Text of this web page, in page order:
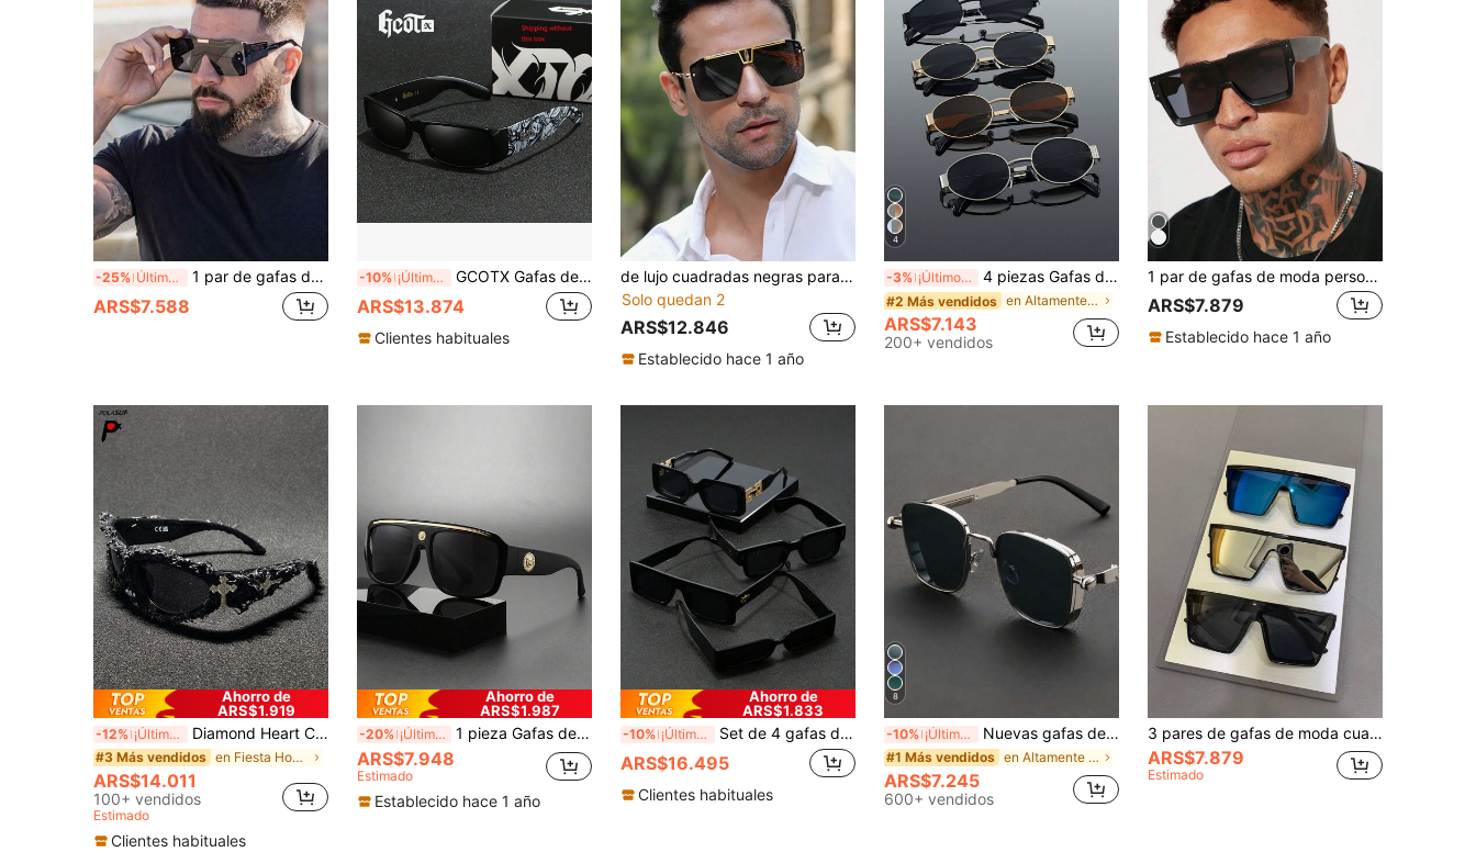
-25% Últimas 8 hrs 1 par de gafas de moda para hombre con marco grande integrado, estilo moderno europeo y americano, accesorio de playa, gafas esenciales para vacaciones de verano en la playa y viajes al aire libre
ARS$7.588
-10% ¡Últimos 2 días GCOTX Gafas de moda de montura completa, modelo 662, 9 colores, para hombres y mujeres. Envío sin la caja que se muestra en la imagen, para verano, playa, al aire libre y viajes
ARS$13.874
Clientes habituales
de lujo cuadradas negras para hombres, marca de moda clásica con montura metálica de media montura, gafas vintage de alta calidad para verano, playa, vacaciones, exteriores y viajes
Solo quedan 2
ARS$12.846
Establecido hace 1 año
4
-3% ¡Últimos 2 días 4 piezas Gafas de moda con marco metálico geométrico clásico, adecuadas para volver al colegio, festivales de música, fiestas en la playa, pesca, conducir, golf y otras ocasiones
#2 Más vendidos en Altamente recomprado Hombres Gafas y accesorios
ARS$7.143
200+ vendidos
1 par de gafas de moda personalizadas con remaches de estilo europeo y americano de tono oscuro retro, marco grande de una sola pieza, adecuadas para salidas diarias, streetwear, vacaciones, accesorios de playa para volver a la escuela, creando looks de estilo callejero, combinando con suéteres, chaquetas, sudaderas, sudaderas con capucha, pantalones de cuero y pantalones cargo, ideales para vacaciones de playa de verano y actividades al aire libre
ARS$7.879
Establecido hace 1 año
Ahorro de
ARS$1.919
-12% ¡Últimos 2 días Diamond Heart Cross 1 par de gafas de moda futuristas punk rock estilo europeo y americano para fiestas hip-hop, gafas de moda cyberpunk oscuro de resina personalizadas para la calle, gafas de moda personalizadas de estilo oscuro europeo y americano con marco asimétrico grande, gafas de resina para fiestas, gafas de moda punk con púas de resina hechas a mano (debido a la iluminación, el monitor y otras razones, puede haber una ligera diferencia de color en el producto real) los productos DIY puramente hechos a mano pueden tener diferentes artesanías y detalles para cada par, por favor no compre si le molesta
#3 Más vendidos en Fiesta Hombres Gafas y accesorios para gafas
ARS$14.011
100+ vendidos
Estimado
Clientes habituales
Ahorro de
ARS$1.987
-20% ¡Últimos 2 días 1 pieza Gafas de moda de unicolor para hombres, versátiles para uso casual diario, fiesta, estilo callejero, esencial de verano, atuendo casual diario de negocios, citas, al aire libre, Y2K
ARS$7.948
Estimado
Establecido hace 1 año
Ahorro de
ARS$1.833
-10% ¡Últimos 2 días Set de 4 gafas de pasta cuadradas para hombre, de estilo clásico de negocios/formal, adecuadas para ir a trabajar, negocios, vestir casual, verano, playa, actividades al aire libre y viajes
ARS$16.495
Clientes habituales
8
-10% ¡Últimos 2 días Nuevas gafas de moda de metal con resorte en estilo punk, con montura grande adecuada para viajes al aire libre
#1 Más vendidos en Altamente recomprado Hombres Gafas y accesorios
ARS$7.245
600+ vendidos
3 pares de gafas de moda cuadradas grandes, unisex, , accesorios de gafas de moda casual, adecuados para protección solar de verano, vacaciones en la playa, deportes al aire libre, fiestas, conducir, pescar, ciclismo, compras y fotografía
ARS$7.879
Estimado